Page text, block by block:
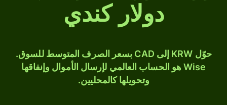
دولار كندي
حوّل KRW إلى CAD بسعر الصرف المتوسط للسوق.
Wise هو الحساب العالمي لإرسال الأموال وإنفاقها
وتحويلها كالمحليين.